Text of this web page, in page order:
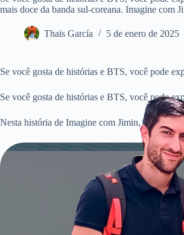
mais doce da banda sul-coreana. Imagine com
Thaïs García 5 de enero de 2025
Se você gosta de histórias e BTS, você pode
Se você gosta de histórias e BTS, você pode
Nesta história de Imagine com Jimin, vamos